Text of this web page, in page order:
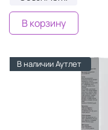
В корзину
В наличии Аутлет